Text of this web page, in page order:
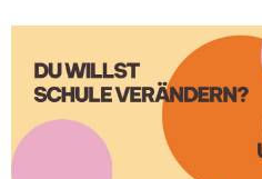
Du hast Recht(e)
Weitersurfen